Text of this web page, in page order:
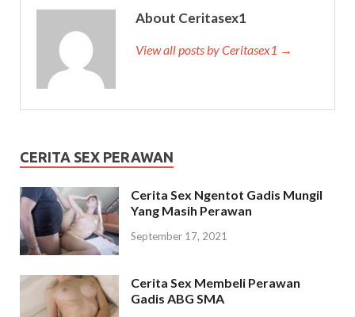
About Ceritasex1
View all posts by Ceritasex1 →
CERITA SEX PERAWAN
Cerita Sex Ngentot Gadis Mungil
Yang Masih Perawan
September 17, 2021
Cerita Sex Membeli Perawan
Gadis ABG SMA